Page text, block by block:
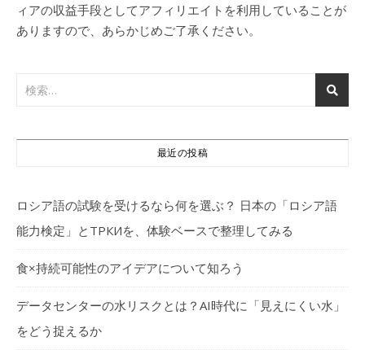
ィアの収益手段としてアフィリエイトを利用していることが
ありますので、あらかじめご了承ください。
最近の投稿
ロシア語の試験を受けるなら何を選ぶ？ 日本の「ロシア語
能力検定」とТРКИを、体験ベースで整理してみる
食×持続可能性のアイデアについて知ろう
データセンターの水リスクとは？AI時代に「見えにくい水」
をどう捉えるか